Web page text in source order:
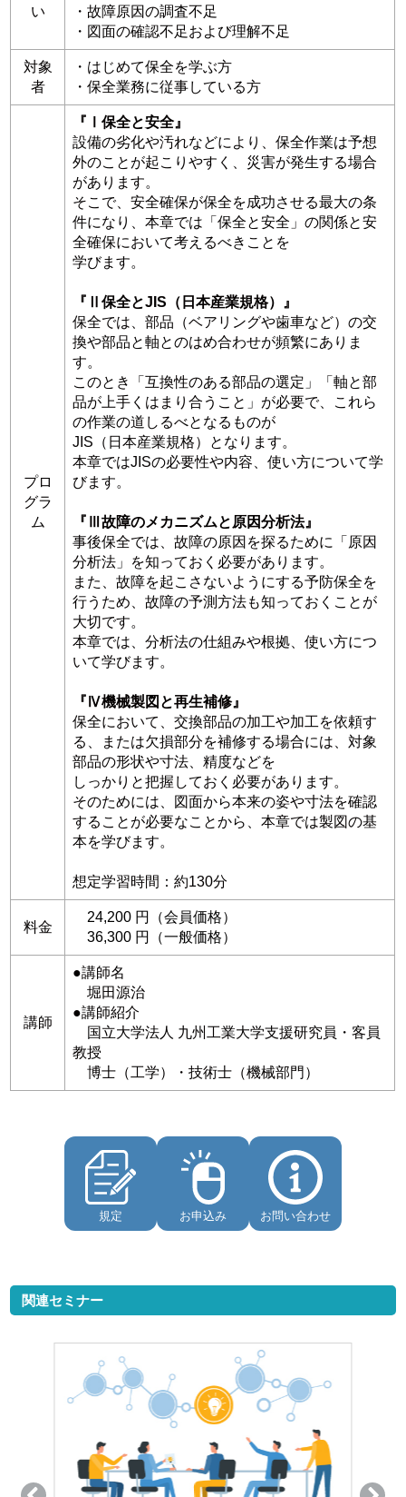
い
・故障原因の調査不足
・図面の確認不足および理解不足
対象
者
・はじめて保全を学ぶ方
・保全業務に従事している方
プロ
グラ
ム
『Ⅰ保全と安全』
設備の劣化や汚れなどにより、保全作業は予想
外のことが起こりやすく、災害が発生する場合
があります。
そこで、安全確保が保全を成功させる最大の条
件になり、本章では「保全と安全」の関係と安
全確保において考えるべきことを
学びます。
『Ⅱ保全とJIS（日本産業規格）』
保全では、部品（ベアリングや歯車など）の交
換や部品と軸とのはめ合わせが頻繁にありま
す。
このとき「互換性のある部品の選定」「軸と部
品が上手くはまり合うこと」が必要で、これら
の作業の道しるべとなるものが
JIS（日本産業規格）となります。
本章ではJISの必要性や内容、使い方について学
びます。
『Ⅲ故障のメカニズムと原因分析法』
事後保全では、故障の原因を探るために「原因
分析法」を知っておく必要があります。
また、故障を起こさないようにする予防保全を
行うため、故障の予測方法も知っておくことが
大切です。
本章では、分析法の仕組みや根拠、使い方につ
いて学びます。
『Ⅳ機械製図と再生補修』
保全において、交換部品の加工や加工を依頼す
る、または欠損部分を補修する場合には、対象
部品の形状や寸法、精度などを
しっかりと把握しておく必要があります。
そのためには、図面から本来の姿や寸法を確認
することが必要なことから、本章では製図の基
本を学びます。
想定学習時間：約130分
料金
24,200 円（会員価格）
36,300 円（一般価格）
講師
●講師名
堀田源治
●講師紹介
国立大学法人 九州工業大学支援研究員・客員
教授
博士（工学）・技術士（機械部門）
規定 お申込み お問い合わせ
関連セミナー